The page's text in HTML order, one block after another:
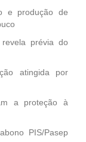
e produção de
prévia do
atingida por
a proteção à
PIS/Pasep